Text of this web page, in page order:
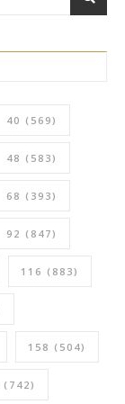
40 (569)
48 (583)
68 (393)
92 (847)
116 (883)
158 (504)
(742)